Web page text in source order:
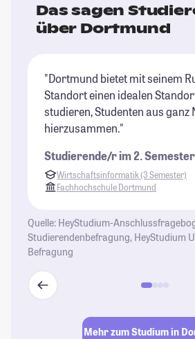
Das sagen
über Dortmund
"Dortmund bietet mit seinem
Standort einen idealen
studieren, Studenten aus ganz
hierzusammen."
Studierende/r im 2.
Wirtschaftsinformatik (3 Semester)
Fachhochschule Dortmund
Quelle: HeyStudium-
Studierendenbefragung, HeyStudium
Befragung
Mehr zum Studium in